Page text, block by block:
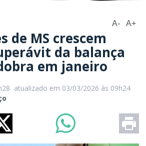
A- A+
de MS crescem
da balança
em janeiro
atualizado em 03/03/2026 às 09h24